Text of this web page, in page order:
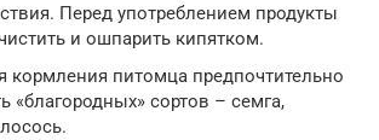
Перед употреблением продукты
и ошпарить кипятком.
кормления питомца предпочтительно
«благородных» сортов – семга,